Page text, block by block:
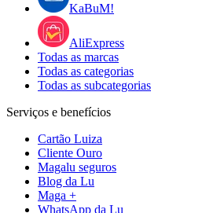
KaBuM!
AliExpress
Todas as marcas
Todas as categorias
Todas as subcategorias
Serviços e benefícios
Cartão Luiza
Cliente Ouro
Magalu seguros
Blog da Lu
Maga +
WhatsApp da Lu